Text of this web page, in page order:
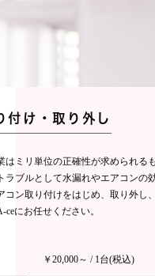
付け・取り外し
はミリ単位の正確性が求められる
ラブルとして水漏れやエアコンの
コン取り付けをはじめ、取り外し
にお任せください。
￥20,000～ / 1台(税込)